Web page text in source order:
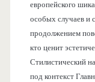
европейского
особых случаев и
продолжением
кто ценит
Стилистический
под контекст